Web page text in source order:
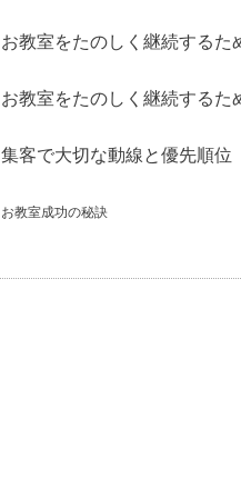
お教室をたのしく継続するた
お教室をたのしく継続するた
集客で大切な動線と優先順位
お教室成功の秘訣